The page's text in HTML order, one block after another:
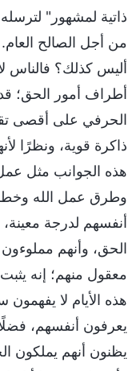
ذاتية لمشهور" لترسله
من أجل الصالح
أليس كذلك؟ فالناس
أطراف أمور الحق؛
الحرفي على أقصى
ذاكرة قوية، ونظرًا
هذه الجوانب مثل
وطرق عمل الله
أنفسهم لدرجة
الحق، وأنهم
معقول منهم؛ إنه
هذه الأيام لا يفهمون
يعرفون أنفسهم،
يظنون أنهم يملكون